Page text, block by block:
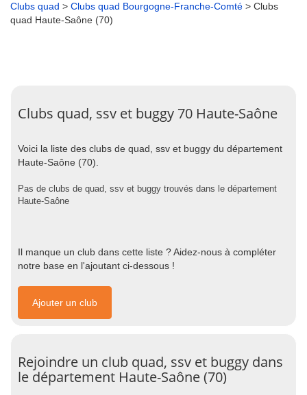
Clubs quad > Clubs quad Bourgogne-Franche-Comté > Clubs
quad Haute-Saône (70)
Clubs quad, ssv et buggy 70 Haute-Saône
Voici la liste des clubs de quad, ssv et buggy du département
Haute-Saône (70).
Pas de clubs de quad, ssv et buggy trouvés dans le département
Haute-Saône
Il manque un club dans cette liste ? Aidez-nous à compléter
notre base en l'ajoutant ci-dessous !
Ajouter un club
Rejoindre un club quad, ssv et buggy dans
le département Haute-Saône (70)